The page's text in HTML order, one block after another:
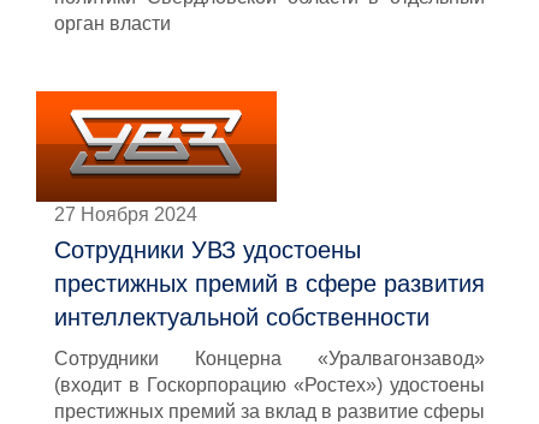
орган власти
27 Ноября 2024
Сотрудники УВЗ удостоены
престижных премий в сфере развития
интеллектуальной собственности
Сотрудники Концерна «Уралвагонзавод»
(входит в Госкорпорацию «Ростех») удостоены
престижных премий за вклад в развитие сферы